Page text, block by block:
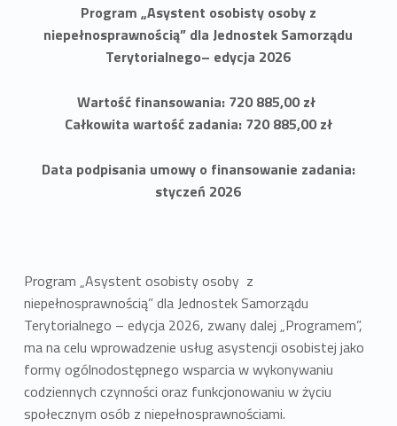
Program „Asystent osobisty osoby z
niepełnosprawnością” dla Jednostek Samorządu
Terytorialnego– edycja 2026
Wartość finansowania: 720 885,00 zł
Całkowita wartość zadania: 720 885,00 zł
Data podpisania umowy o finansowanie zadania:
styczeń 2026
Program „Asystent osobisty osoby z
niepełnosprawnością” dla Jednostek Samorządu
Terytorialnego – edycja 2026, zwany dalej „Programem”,
ma na celu wprowadzenie usług asystencji osobistej jako
formy ogólnodostępnego wsparcia w wykonywaniu
codziennych czynności oraz funkcjonowaniu w życiu
społecznym osób z niepełnosprawnościami.